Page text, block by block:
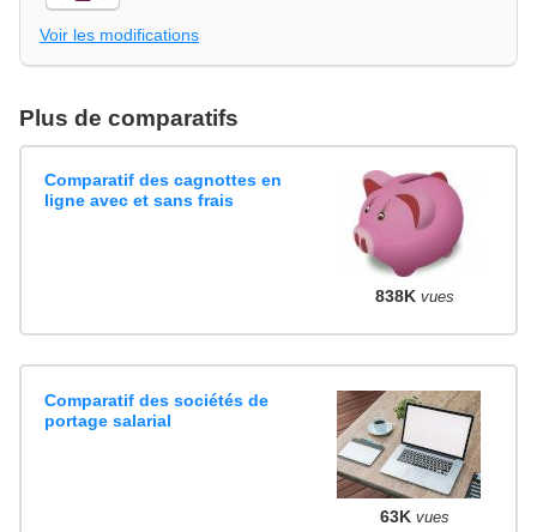
Voir les modifications
Plus de comparatifs
Comparatif des cagnottes en
ligne avec et sans frais
838K vues
Comparatif des sociétés de
portage salarial
63K vues